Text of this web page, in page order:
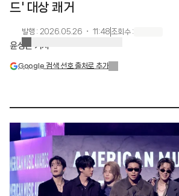
드' 대상 쾌거
발행 : 2026.05.26 ・ 11:48 조회수:
윤상근 기자
Google 검색 선호 출처로 추가